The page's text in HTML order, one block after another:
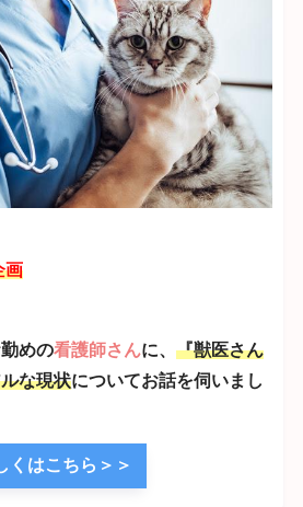
画
めの看護師さんに、 『獣医さん
な現状についてお話を伺いまし
くはこちら＞＞